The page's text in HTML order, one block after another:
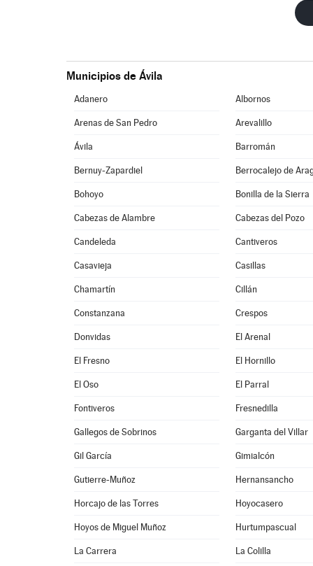
Municipios de Ávila
Adanero Albornos
Arenas de San Pedro Arevalillo
Ávila Barromán
Bernuy-Zapardiel Berrocalejo de
Bohoyo Bonilla de la Sierra
Cabezas de Alambre Cabezas del Pozo
Candeleda Cantiveros
Casavieja Casillas
Chamartín Cillán
Constanzana Crespos
Donvidas El Arenal
El Fresno El Hornillo
El Oso El Parral
Fontiveros Fresnedilla
Gallegos de Sobrinos Garganta del Villar
Gil García Gimialcón
Gutierre-Muñoz Hernansancho
Horcajo de las Torres Hoyocasero
Hoyos de Miguel Muñoz Hurtumpascual
La Carrera La Colilla